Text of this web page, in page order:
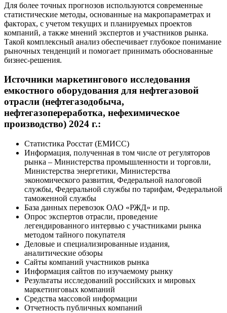
Для более точных прогнозов используются современные
статистические методы, основанные на макропараметрах и
факторах, с учетом текущих и планируемых проектов
компаний, а также мнений экспертов и участников рынка.
Такой комплексный анализ обеспечивает глубокое понимание
рыночных тенденций и помогает принимать обоснованные
бизнес-решения.
Источники маркетингового исследования
емкостного оборудования для нефтегазовой
отрасли (нефтегазодобыча,
нефтегазопереработка, нефехимическое
производство) 2024 г.:
Статистика Росстат (ЕМИСС)
Информация, полученная в том числе от регуляторов
рынка – Министерства промышленности и торговли,
Министерства энергетики, Министерства
экономического развития, Федеральной налоговой
службы, Федеральной службы по тарифам, Федеральной
таможенной службы
База данных перевозок ОАО «РЖД» и пр.
Опрос экспертов отрасли, проведение
легендированного интервью с участниками рынка
методом тайного покупателя
Деловые и специализированные издания,
аналитические обзоры
Сайты компаний участников рынка
Информация сайтов по изучаемому рынку
Результаты исследований российских и мировых
маркетинговых компаний
Средства массовой информации
Отчетность публичных компаний